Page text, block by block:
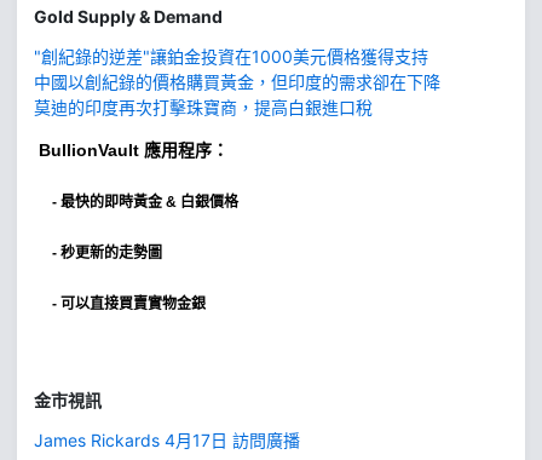
Gold Supply & Demand
"創紀錄的逆差"讓鉑金投資在1000美元價格獲得支持
中國以創紀錄的價格購買黃金，但印度的需求卻在下降
莫迪的印度再次打擊珠寶商，提高白銀進口稅
BullionVault 應用程序：
- 最快的即時黃金 & 白銀價格
- 秒更新的走勢圖
- 可以直接買賣實物金銀
金市視訊
James Rickards 4月17日 訪問廣播